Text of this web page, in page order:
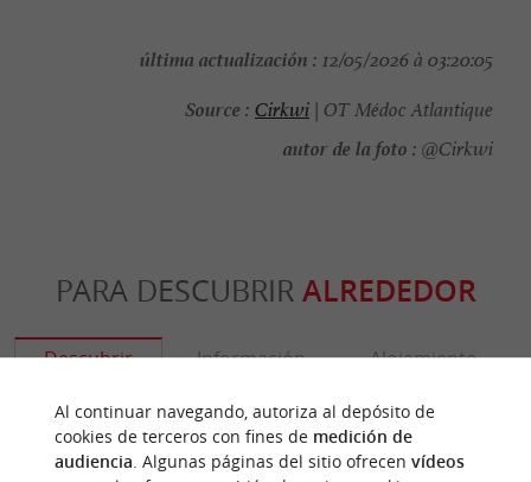
última actualización : 12/05/2026 à 03:20:05
Source : Cirkwi | OT Médoc Atlantique
autor de la foto : @Cirkwi
PARA DESCUBRIR ALREDEDOR
Descubrir Información Alojamiento
Al continuar navegando, autoriza al depósito de
cookies de terceros con fines de medición de
audiencia. Algunas páginas del sitio ofrecen vídeos